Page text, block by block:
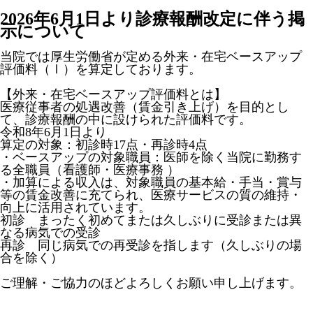
2026年6月1日より診療報酬改定に伴う掲
示について
当院では厚生労働省が定める外来・在宅ベースアップ
評価料（Ⅰ）を算定しております。
【外来・在宅ベースアップ評価料とは】
医療従事者の処遇改善（賃金引き上げ）を目的とし
て、診療報酬の中に設けられた評価料です。
令和8年6月1日より
算定の対象：初診時17点・再診時4点
・ベースアップの対象職員：医師を除く当院に勤務す
る全職員（看護師・医療事務 ）
・加算による収入は、対象職員の基本給・手当・賞与
等の賃金改善に充てられ、医療サービスの質の維持・
向上に活用されています。
初診 まったく初めてまたは久しぶりに受診または異
なる病気での受診
再診 同じ病気での再受診を指します（久しぶりの場
合を除く）
ご理解・ご協力のほどよろしくお願い申し上げます。